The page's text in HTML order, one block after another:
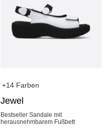
+14 Farben
Jewel
Bestseller Sandale mit
herausnehmbarem Fußbett